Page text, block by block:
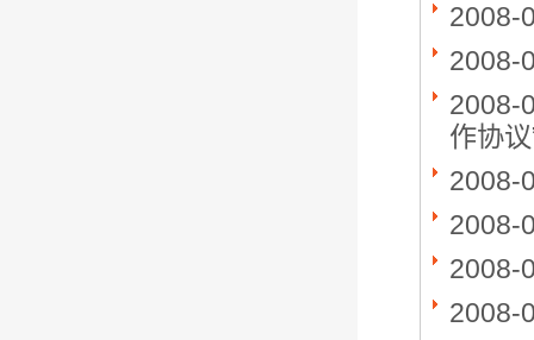
2008-
2008-
2008-
作协议
2008-
2008-
2008-
2008-